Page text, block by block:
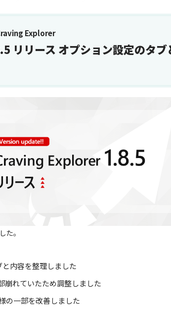
Explorer
リース オプション設定のタブ
た。
内容を整理しました
れていたため調整しました
の一部を改善しました